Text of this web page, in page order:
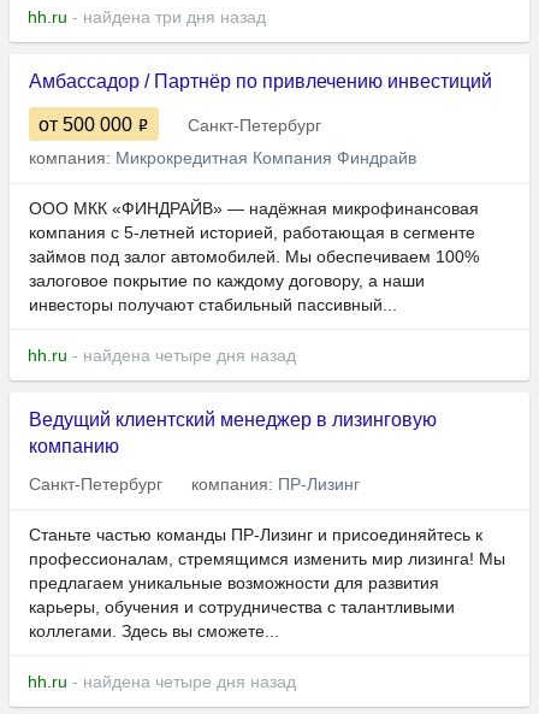
hh.ru - найдена три дня назад
Амбассадор / Партнёр по привлечению инвестиций
от 500 000
Санкт-Петербург
компания: Микрокредитная Компания Финдрайв
ООО МКК «ФИНДРАЙВ» — надёжная микрофинансовая
компания с 5-летней историей, работающая в сегменте
займов под залог автомобилей. Мы обеспечиваем 100%
залоговое покрытие по каждому договору, а наши
инвесторы получают стабильный пассивный...
hh.ru - найдена четыре дня назад
Ведущий клиентский менеджер в лизинговую
компанию
Санкт-Петербург компания: ПР-Лизинг
Станьте частью команды ПР-Лизинг и присоединяйтесь к
профессионалам, стремящимся изменить мир лизинга! Мы
предлагаем уникальные возможности для развития
карьеры, обучения и сотрудничества с талантливыми
коллегами. Здесь вы сможете...
hh.ru - найдена четыре дня назад